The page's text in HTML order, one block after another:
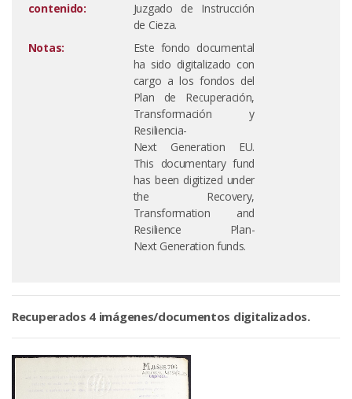
contenido:
Juzgado de Instrucción
de Cieza.
Notas:
Este fondo documental
ha sido digitalizado con
cargo a los fondos del
Plan de Recuperación,
Transformación y
Resiliencia-
Next Generation EU.
This documentary fund
has been digitized under
the Recovery,
Transformation and
Resilience Plan-
Next Generation funds.
Recuperados 4 imágenes/documentos digitalizados.